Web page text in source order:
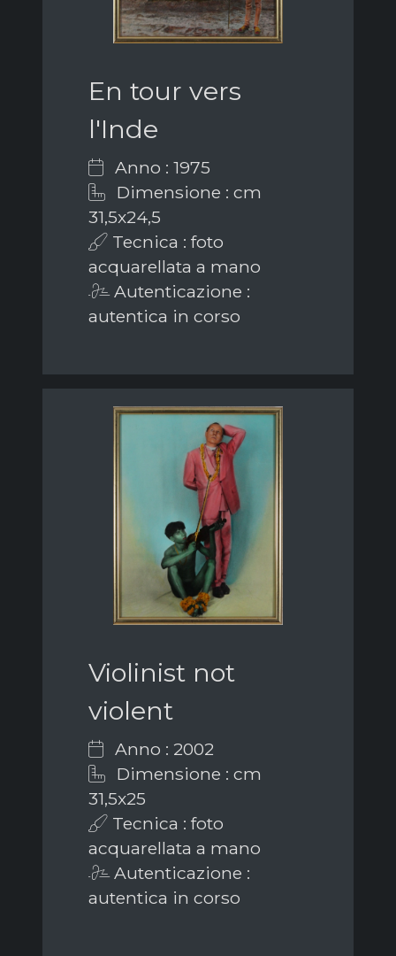
En tour vers
l'Inde
Anno : 1975
Dimensione : cm
31,5x24,5
Tecnica : foto
acquarellata a mano
Autenticazione :
autentica in corso
Violinist not
violent
Anno : 2002
Dimensione : cm
31,5x25
Tecnica : foto
acquarellata a mano
Autenticazione :
autentica in corso